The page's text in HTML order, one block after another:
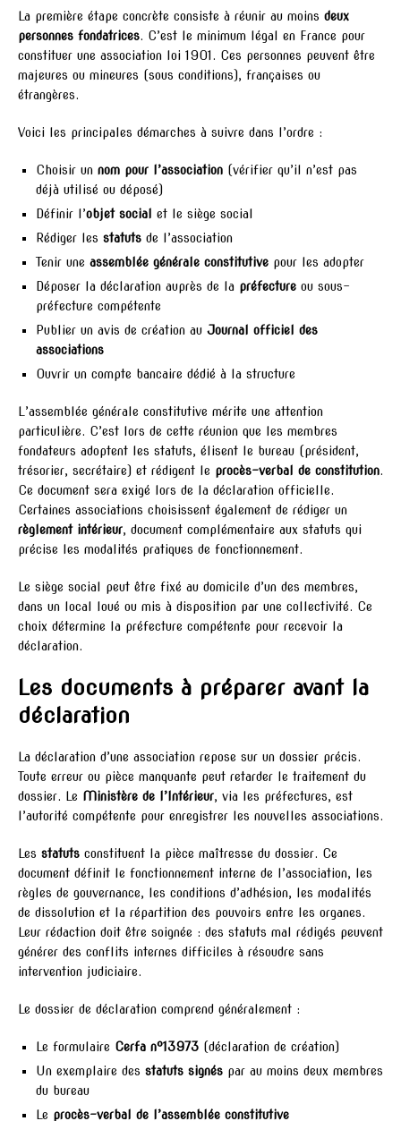
La première étape concrète consiste à réunir au moins deux
personnes fondatrices. C’est le minimum légal en France pour
constituer une association loi 1901. Ces personnes peuvent être
majeures ou mineures (sous conditions), françaises ou
étrangères.
Voici les principales démarches à suivre dans l’ordre :
Choisir un nom pour l’association (vérifier qu’il n’est pas
déjà utilisé ou déposé)
Définir l’objet social
et le siège social
Rédiger les statuts de l’association
Tenir une assemblée générale constitutive pour les adopter
Déposer la déclaration auprès de la préfecture ou sous-
préfecture compétente
Publier un avis de création au Journal officiel des
associations
Ouvrir un compte bancaire dédié à la structure
L’assemblée générale constitutive mérite une attention
particulière. C’est lors de cette réunion que les membres
fondateurs adoptent les statuts, élisent le bureau (président,
trésorier, secrétaire) et rédigent le procès-verbal de constitution.
Ce document sera exigé lors de la déclaration officielle.
Certaines associations choisissent également de rédiger un
règlement intérieur, document complémentaire aux statuts qui
précise les modalités pratiques de fonctionnement.
Le siège social peut être fixé au domicile d’un des membres,
dans un local loué ou mis à disposition par une collectivité. Ce
choix détermine la préfecture compétente pour recevoir la
déclaration.
Les documents à préparer avant la
déclaration
La déclaration d’une association repose sur un dossier précis.
Toute erreur ou pièce manquante peut retarder le traitement du
dossier. Le Ministère de l’Intérieur, via les préfectures, est
l’autorité compétente pour enregistrer les nouvelles associations.
Les statuts constituent la pièce maîtresse du dossier. Ce
document définit le fonctionnement interne de l’association, les
règles de gouvernance, les conditions d’adhésion, les modalités
de dissolution et la répartition des pouvoirs entre les organes.
Leur rédaction doit être soignée : des statuts mal rédigés peuvent
générer des conflits internes difficiles à résoudre sans
intervention judiciaire.
Le dossier de déclaration comprend généralement :
Le formulaire Cerfa n°13973 (déclaration de création)
Un exemplaire des statuts signés par au moins deux membres
du bureau
Le procès-verbal de l’assemblée constitutive